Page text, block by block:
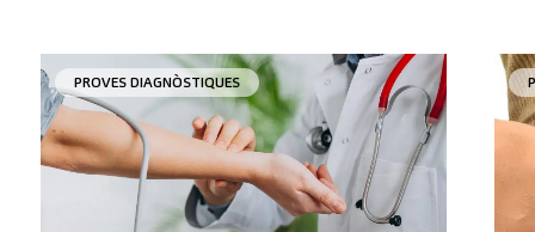
PROVES DIAGNÒSTIQUES